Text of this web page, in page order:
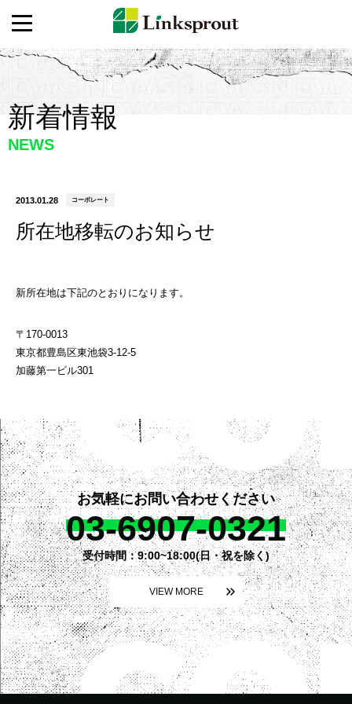
新着情報
NEWS
2013.01.28 コーポレート
所在地移転のお知らせ
新所在地は下記のとおりになります。
〒170-0013
東京都豊島区東池袋3-12-5
加藤第一ビル301
お気軽にお問い合わせください
03-6907-0321
受付時間：9:00~18:00(日・祝を除く)
VIEW MORE